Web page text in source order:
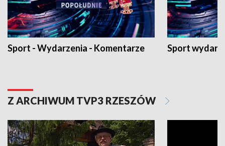
Sport - Wydarzenia - Komentarze Sport
Z ARCHIWUM TVP3 RZESZÓW